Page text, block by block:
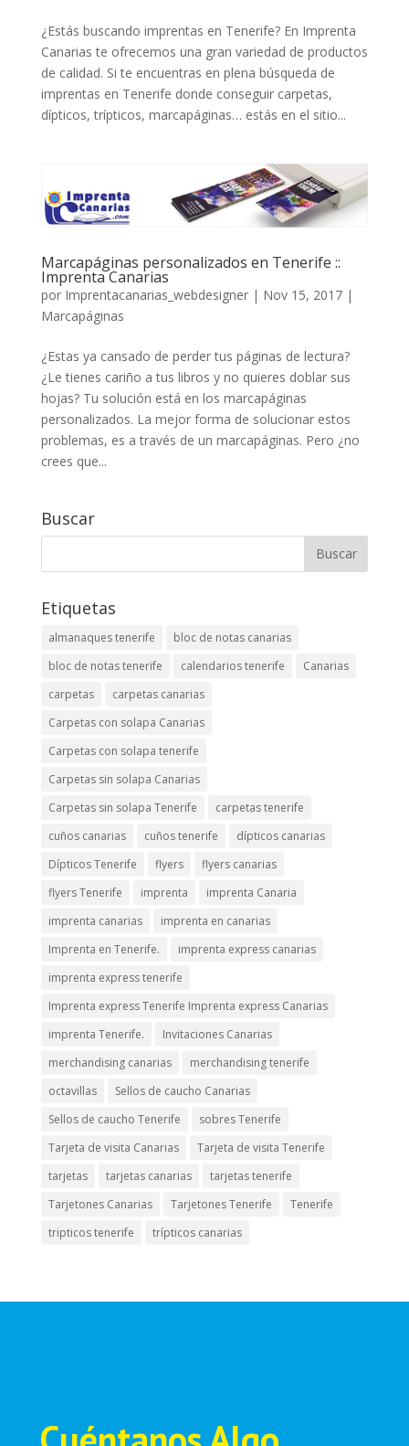
¿Estás buscando imprentas en Tenerife? En Imprenta
Canarias te ofrecemos una gran variedad de productos
de calidad. Si te encuentras en plena búsqueda de
imprentas en Tenerife donde conseguir carpetas,
dípticos, trípticos, marcapáginas… estás en el sitio...
Marcapáginas personalizados en Tenerife ::
Imprenta Canarias
por Imprentacanarias_webdesigner| Nov 15, 2017|
Marcapáginas
¿Estas ya cansado de perder tus páginas de lectura?
¿Le tienes cariño a tus libros y no quieres doblar sus
hojas? Tu solución está en los marcapáginas
personalizados. La mejor forma de solucionar estos
problemas, es a través de un marcapáginas. Pero ¿no
crees que...
Buscar
Etiquetas
almanaques tenerife
bloc de notas canarias
bloc de notas tenerife
calendarios tenerife
Canarias
carpetas
carpetas canarias
Carpetas con solapa Canarias
Carpetas con solapa tenerife
Carpetas sin solapa Canarias
Carpetas sin solapa Tenerife
carpetas tenerife
cuños canarias
cuños tenerife
dípticos canarias
Dípticos Tenerife
flyers
flyers canarias
flyers Tenerife
imprenta
imprenta Canaria
imprenta canarias
imprenta en canarias
Imprenta en Tenerife.
imprenta express canarias
imprenta express tenerife
Imprenta express Tenerife Imprenta express Canarias
imprenta Tenerife.
Invitaciones Canarias
merchandising canarias
merchandising tenerife
octavillas
Sellos de caucho Canarias
Sellos de caucho Tenerife
sobres Tenerife
Tarjeta de visita Canarias
Tarjeta de visita Tenerife
tarjetas
tarjetas canarias
tarjetas tenerife
Tarjetones Canarias
Tarjetones Tenerife
Tenerife
tripticos tenerife
trípticos canarias